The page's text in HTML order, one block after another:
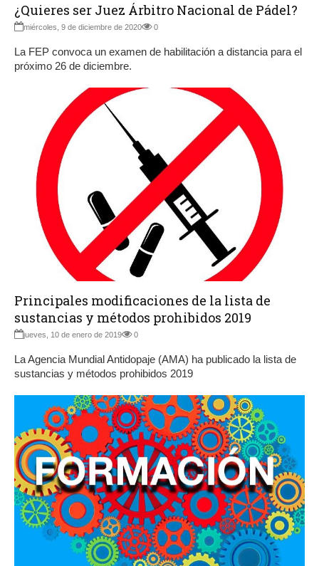
¿Quieres ser Juez Árbitro Nacional de Pádel?
miércoles, 9 de diciembre de 2020 0
La FEP convoca un examen de habilitación a distancia para el
próximo 26 de diciembre.
Principales modificaciones de la lista de
sustancias y métodos prohibidos 2019
jueves, 10 de enero de 2019 0
La Agencia Mundial Antidopaje (AMA) ha publicado la lista de
sustancias y métodos prohibidos 2019